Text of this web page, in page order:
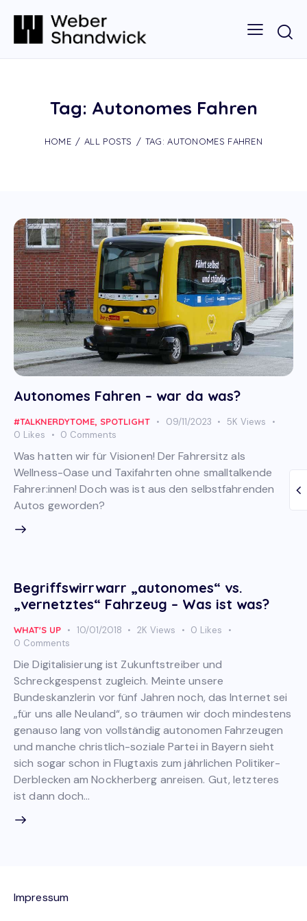
Tag: Autonomes Fahren
HOME ALL POSTS TAG: AUTONOMES FAHREN
Autonomes Fahren – war da was?
#TALKNERDYTOME, SPOTLIGHT 09/11/2023 5K Views
0 Likes 0 Comments
Was hatten wir für Visionen! Der Fahrersitz als
Wellness-Oase und Taxifahrten ohne smalltalkende
Fahrer:innen! Doch was ist aus den selbstfahrenden
Autos geworden?
Begriffswirrwarr „autonomes“ vs.
„vernetztes“ Fahrzeug – Was ist was?
WHAT'S UP 10/01/2018 2K Views 0 Likes
0 Comments
Die Digitalisierung ist Zukunftstreiber und
Schreckgespenst zugleich. Meinte unsere
Bundeskanzlerin vor fünf Jahren noch, das Internet sei
„für uns alle Neuland“, so träumen wir doch mindestens
genauso lang von vollständig autonomen Fahrzeugen
und manche christlich-soziale Partei in Bayern sieht
sich sogar schon in Flugtaxis zum jährlichen Politiker-
Derblecken am Nockherberg anreisen. Gut, letzteres
ist dann doch…
Impressum